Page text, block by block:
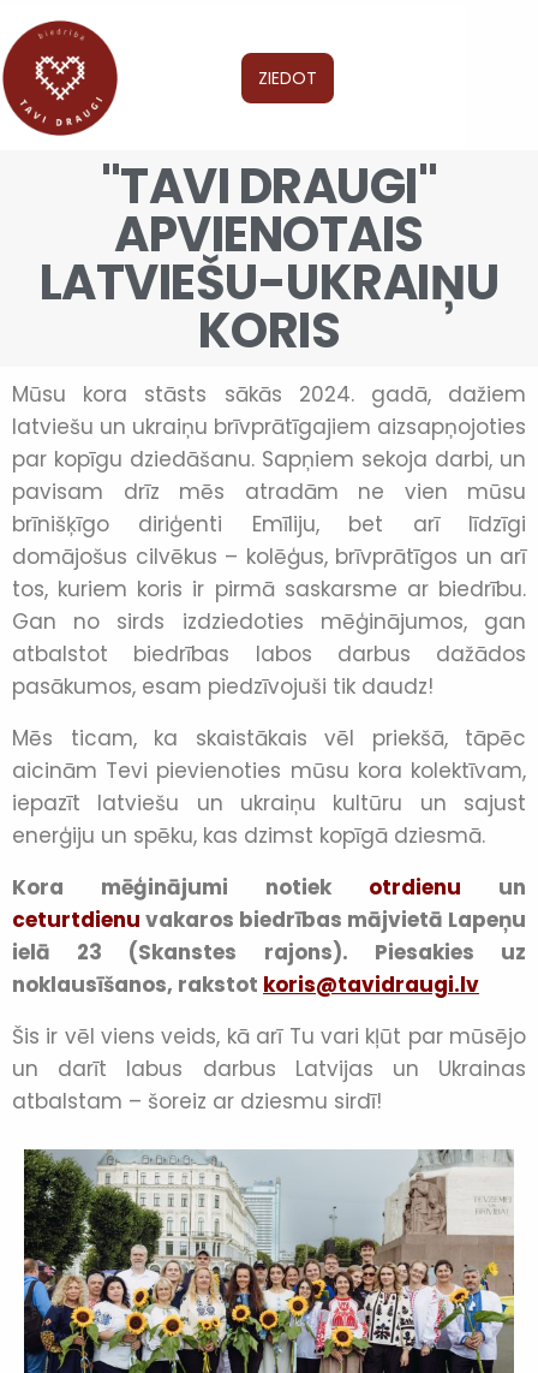
ZIEDOT
"TAVI DRAUGI"
APVIENOTAIS
LATVIEŠU-UKRAIŅU
KORIS
Mūsu kora stāsts sākās 2024. gadā, dažiem
latviešu un ukraiņu brīvprātīgajiem aizsapņojoties
par kopīgu dziedāšanu. Sapņiem sekoja darbi, un
pavisam drīz mēs atradām ne vien mūsu
brīnišķīgo diriģenti Emīliju, bet arī līdzīgi
domājošus cilvēkus – kolēģus, brīvprātīgos un arī
tos, kuriem koris ir pirmā saskarsme ar biedrību.
Gan no sirds izdziedoties mēģinājumos, gan
atbalstot biedrības labos darbus dažādos
pasākumos, esam piedzīvojuši tik daudz!
Mēs ticam, ka skaistākais vēl priekšā, tāpēc
aicinām Tevi pievienoties mūsu kora kolektīvam,
iepazīt latviešu un ukraiņu kultūru un sajust
enerģiju un spēku, kas dzimst kopīgā dziesmā.
Kora mēģinājumi notiek otrdienu un
ceturtdienu vakaros biedrības mājvietā Lapeņu
ielā 23 (Skanstes rajons). Piesakies uz
noklausīšanos, rakstot koris@tavidraugi.lv
Šis ir vēl viens veids, kā arī Tu vari kļūt par mūsējo
un darīt labus darbus Latvijas un Ukrainas
atbalstam – šoreiz ar dziesmu sirdī!